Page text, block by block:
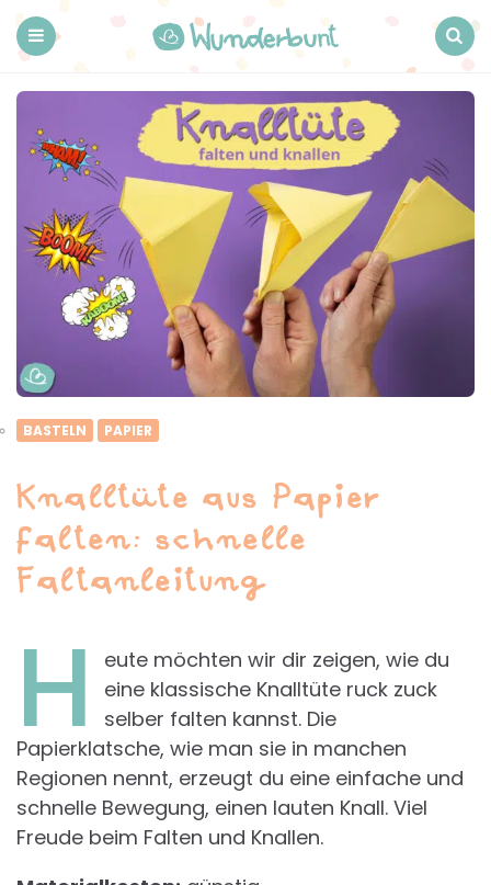
BASTELN PAPIER
Knalltüte aus Papier
falten: schnelle
Faltanleitung
H
eute möchten wir dir zeigen, wie du
eine klassische Knalltüte ruck zuck
selber falten kannst. Die
Papierklatsche, wie man sie in manchen
Regionen nennt, erzeugt du eine einfache und
schnelle Bewegung, einen lauten Knall. Viel
Freude beim Falten und Knallen.